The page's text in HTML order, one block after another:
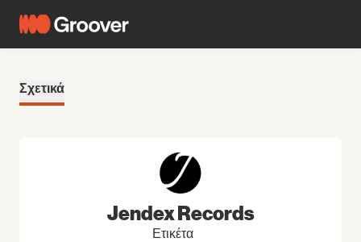
Σχετικά
Jendex Records
Ετικέτα